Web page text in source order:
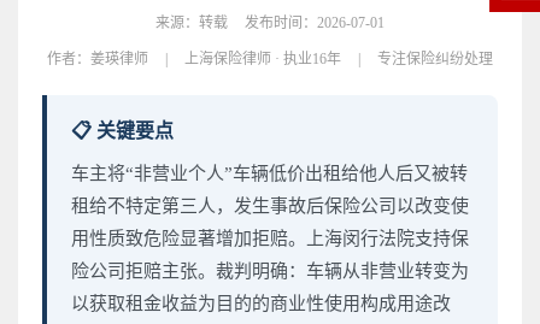
来源：转载 发布时间：2026-07-01
作者： 姜瑛律师 | 上海保险律师 · 执业16年 | 专注保险纠纷处理
📋 关键要点
车主将“非营业个人”车辆低价出租给他人后又被转
租给不特定第三人，发生事故后保险公司以改变使
用性质致危险显著增加拒赔。上海闵行法院支持保
险公司拒赔主张。裁判明确：车辆从非营业转变为
以获取租金收益为目的的商业性使用构成用途改